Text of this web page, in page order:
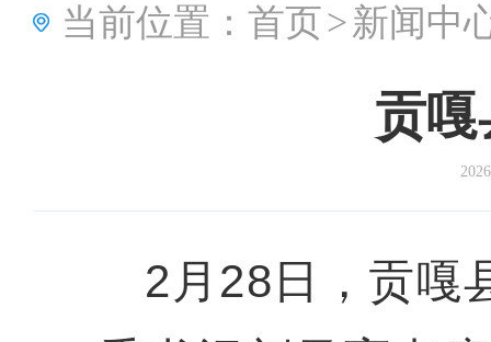
当前位置： 首页>新闻中
贡
2月28日，贡嘎